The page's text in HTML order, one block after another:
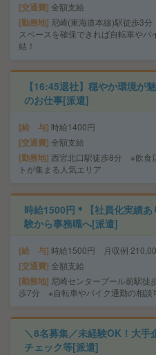
交通費 全額支給
勤務地 尼崎(東海道本線)駅徒歩3
スペースを確保できれば自転車やバ
結！
【16:45退社】穏やか環境が
のお仕事[派遣]
給 与 時給1400円
交通費 全額支給
勤務地 西宮北口駅徒歩8分 ※飲食
トが集まる人気エリア
時給1500円＊【社員化実績
験から事務職へ[派遣]
給 与 時給1500円 月収例
交通費 全額支給
勤務地 尼崎センタープール前駅徒
歩7分 ※自転車やバイク通勤の相談
＼8名募集／未経験OK！大手
チェック等[派遣]